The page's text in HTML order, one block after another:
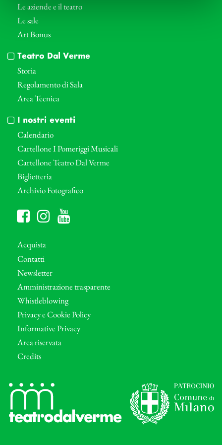
Le aziende e il teatro
Le sale
Art Bonus
Teatro Dal Verme
Storia
Regolamento di Sala
Area Tecnica
I nostri eventi
Calendario
Cartellone I Pomeriggi Musicali
Cartellone Teatro Dal Verme
Biglietteria
Archivio Fotografico
Acquista
Contatti
Newsletter
Amministrazione trasparente
Whistleblowing
Privacy e Cookie Policy
Informative Privacy
Area riservata
Credits